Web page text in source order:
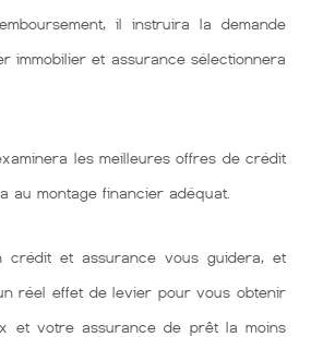
il instruira la demande
immobilier et assurance sélectionnera
les meilleures offres de crédit
au montage financier adéquat.
crédit et assurance vous guidera, et
réel effet de levier pour vous obtenir
et votre assurance de prêt la moins